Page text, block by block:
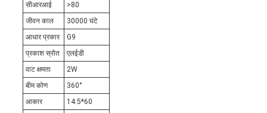
सीआरआई
>80
जीवन काल
30000 घंटे
आधार प्रकार
G9
प्रकाश स्रोत
एलईडी
वाट क्षमता
2W
बीम कोण
360°
आकार
14.5*60